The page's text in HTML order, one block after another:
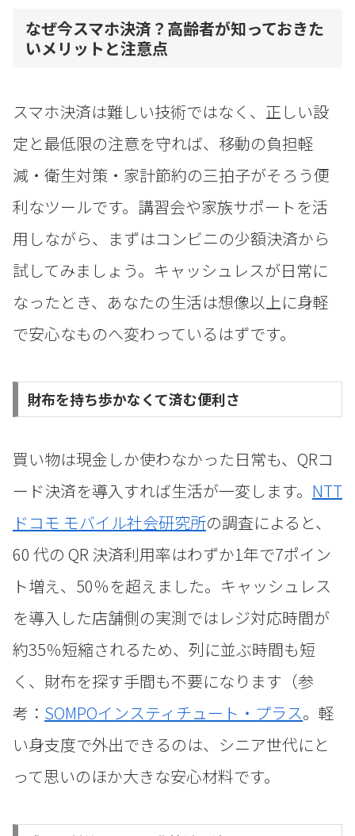
なぜ今スマホ決済？高齢者が知っておきた
いメリットと注意点
スマホ決済は難しい技術ではなく、正しい設
定と最低限の注意を守れば、移動の負担軽
減・衛生対策・家計節約の三拍子がそろう便
利なツールです。講習会や家族サポートを活
用しながら、まずはコンビニの少額決済から
試してみましょう。キャッシュレスが日常に
なったとき、あなたの生活は想像以上に身軽
で安心なものへ変わっているはずです。
財布を持ち歩かなくて済む便利さ
買い物は現金しか使わなかった日常も、QRコ
ード決済を導入すれば生活が一変します。 NTT
ドコモ モバイル社会研究所の調査によると、
60 代の QR 決済利用率はわずか1年で7ポイン
ト増え、50％を超えました。キャッシュレス
を導入した店舗側の実測ではレジ対応時間が
約35％短縮されるため、列に並ぶ時間も短
く、財布を探す手間も不要になります（参
考： SOMPOインスティチュート・プラス。軽
い身支度で外出できるのは、シニア世代にと
って思いのほか大きな安心材料です。